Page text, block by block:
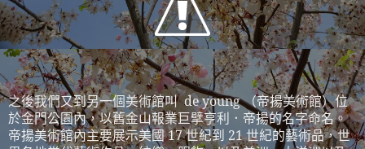
之後我們又到另一個美術館叫de young（帝揚美術館）位
於金門公園內，以舊金山報業巨擘亨利．帝揚的名字命名。
帝揚美術館內主要展示美國17世紀到 21世紀的藝術品，世